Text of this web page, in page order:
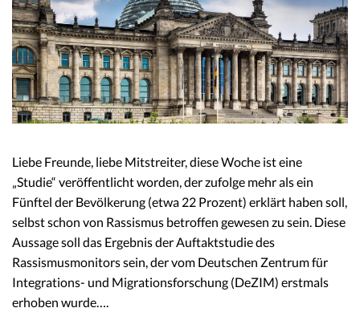
Liebe Freunde, liebe Mitstreiter, diese Woche ist eine
„Studie“ veröffentlicht worden, der zufolge mehr als ein
Fünftel der Bevölkerung (etwa 22 Prozent) erklärt haben soll,
selbst schon von Rassismus betroffen gewesen zu sein. Diese
Aussage soll das Ergebnis der Auftaktstudie des
Rassismusmonitors sein, der vom Deutschen Zentrum für
Integrations- und Migrationsforschung (DeZIM) erstmals
erhoben wurde….